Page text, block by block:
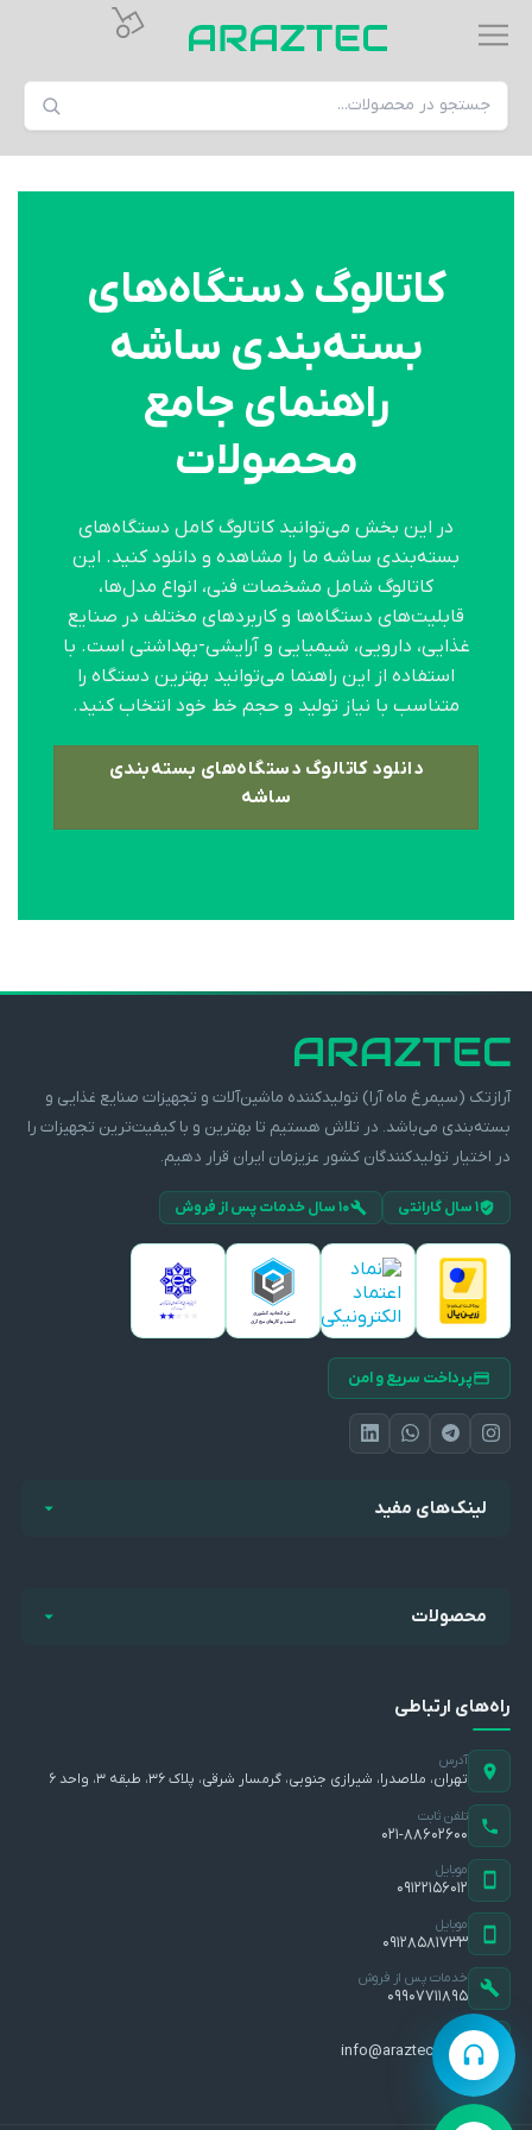
کاتالوگ دستگاه‌های
بسته‌بندی ساشه
راهنمای جامع
محصولات
در این بخش می‌توانید کاتالوگ کامل دستگاه‌های
بسته‌بندی ساشه ما را مشاهده و دانلود کنید. این
کاتالوگ شامل مشخصات فنی، انواع مدل‌ها،
قابلیت‌های دستگاه‌ها و کاربردهای مختلف در صنایع
غذایی، دارویی، شیمیایی و آرایشی-بهداشتی است. با
استفاده از این راهنما می‌توانید بهترین دستگاه را
متناسب با نیاز تولید و حجم خط خود انتخاب کنید.
دانلود کاتالوگ دستگاه‌های بسته‌بندی
ساشه
آرازتک (سیمرغ ماه آرا) تولیدکننده ماشین‌آلات و تجهیزات صنایع غذایی و
بسته‌بندی می‌باشد. در تلاش هستیم تا بهترین و با کیفیت‌ترین تجهیزات را
در اختیار تولیدکنندگان کشور عزیزمان ایران قرار دهیم.
۱ سال گارانتی ۱۰ سال خدمات پس از فروش
پرداخت سریع و امن
لینک‌های مفید
محصولات
راه‌های ارتباطی
آدرس
تهران، ملاصدرا، شیرازی جنوبی، گرمسار شرقی، پلاک ۳۶، طبقه ۳، واحد ۶
تلفن ثابت
۰۲۱-۸۸۶۰۲۶۰۰
موبایل
۰۹۱۲۲۱۵۶۰۱۲
موبایل
۰۹۱۲۸۵۸۱۷۳۳
خدمات پس از فروش
۰۹۹۰۷۷۱۱۸۹۵
ایمیل
info@araztec.com